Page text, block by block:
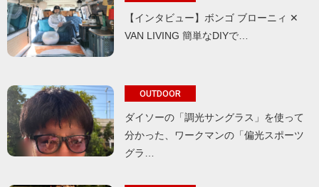
【インタビュー】ボンゴ ブローニィ ✕
VAN LIVING 簡単なDIYで…
OUTDOOR
ダイソーの「調光サングラス」を使って
分かった、ワークマンの「偏光スポーツ
グラ…